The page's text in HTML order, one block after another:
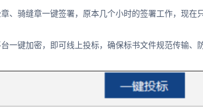
、骑缝章一键签署，原本几个小时的签署工作，现在
一键加密，即可线上投标，确保标书文件规范传输、